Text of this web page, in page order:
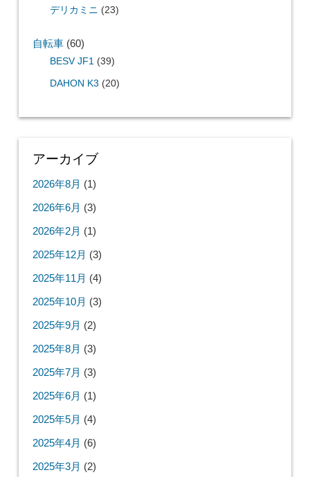
デリカミニ (23)
自転車(60)
BESV JF1 (39)
DAHON K3 (20)
アーカイブ
2026年8月 (1)
2026年6月 (3)
2026年2月 (1)
2025年12月 (3)
2025年11月 (4)
2025年10月 (3)
2025年9月 (2)
2025年8月 (3)
2025年7月 (3)
2025年6月 (1)
2025年5月 (4)
2025年4月 (6)
2025年3月 (2)